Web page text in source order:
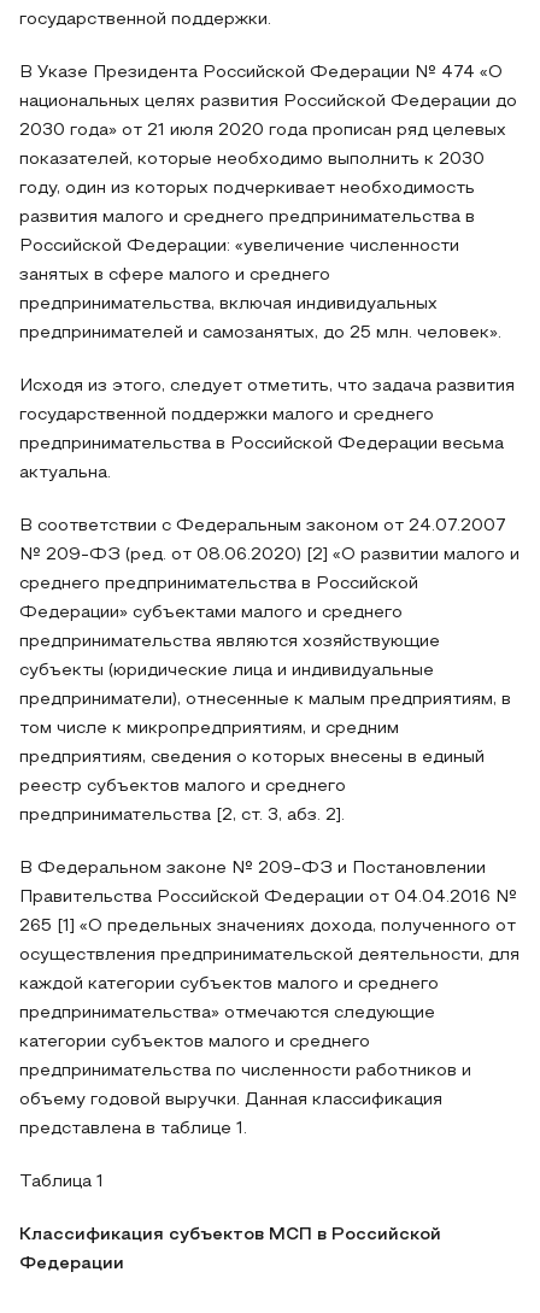
государственной поддержки.
В Указе Президента Российской Федерации № 474 «О
национальных целях развития Российской Федерации до
2030 года» от 21 июля 2020 года прописан ряд целевых
показателей, которые необходимо выполнить к 2030
году, один из которых подчеркивает необходимость
развития малого и среднего предпринимательства в
Российской Федерации: «увеличение численности
занятых в сфере малого и среднего
предпринимательства, включая индивидуальных
предпринимателей и самозанятых, до 25 млн. человек».
Исходя из этого, следует отметить, что задача развития
государственной поддержки малого и среднего
предпринимательства в Российской Федерации весьма
актуальна.
В соответствии с Федеральным законом от 24.07.2007
№ 209-ФЗ (ред. от 08.06.2020) [2] «О развитии малого и
среднего предпринимательства в Российской
Федерации» субъектами малого и среднего
предпринимательства являются хозяйствующие
субъекты (юридические лица и индивидуальные
предприниматели), отнесенные к малым предприятиям, в
том числе к микропредприятиям, и средним
предприятиям, сведения о которых внесены в единый
реестр субъектов малого и среднего
предпринимательства [2, ст. 3, абз. 2].
В Федеральном законе № 209-ФЗ и Постановлении
Правительства Российской Федерации от 04.04.2016 №
265 [1] «О предельных значениях дохода, полученного от
осуществления предпринимательской деятельности, для
каждой категории субъектов малого и среднего
предпринимательства» отмечаются следующие
категории субъектов малого и среднего
предпринимательства по численности работников и
объему годовой выручки. Данная классификация
представлена в таблице 1.
Таблица 1
Классификация субъектов МСП в Российской
Федерации